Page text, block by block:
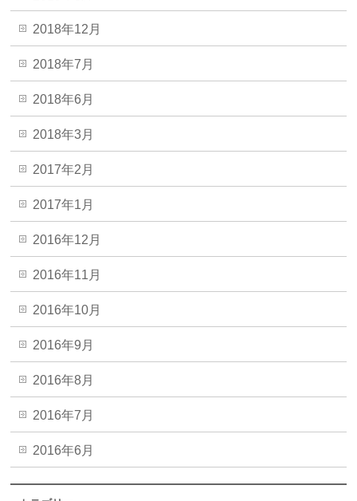
2018年12月
2018年7月
2018年6月
2018年3月
2017年2月
2017年1月
2016年12月
2016年11月
2016年10月
2016年9月
2016年8月
2016年7月
2016年6月